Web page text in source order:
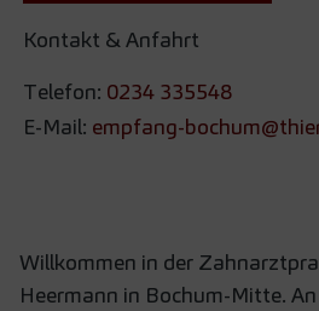
Kontakt & Anfahrt
Telefon: 0234 335548
E-Mail: empfang-
Willkommen in der
Heermann in Bochum-Mitte.